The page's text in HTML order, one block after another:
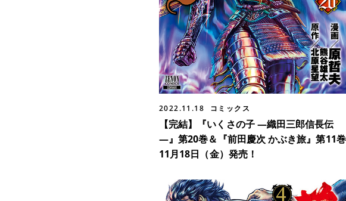
2022.11.18 コミックス
【完結】『いくさの子 ―織田三郎信長伝
―』第20巻＆『前田慶次 かぶき旅』第11巻
11月18日（金）発売！